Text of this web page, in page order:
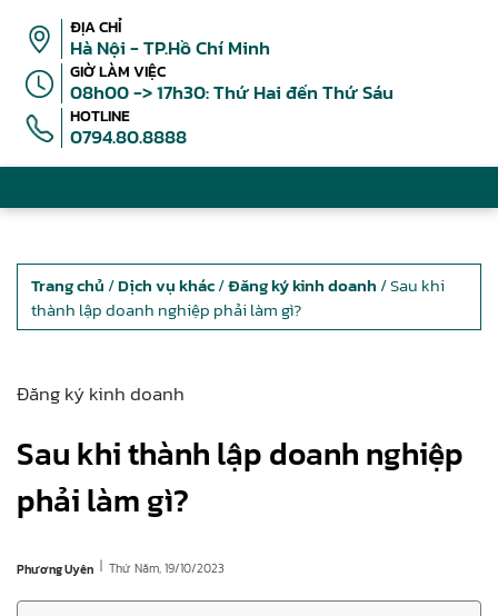
ĐỊA CHỈ
Hà Nội - TP.Hồ Chí Minh
GIỜ LÀM VIỆC
08h00 -> 17h30: Thứ Hai đến Thứ Sáu
HOTLINE
0794.80.8888
Trang chủ /Dịch vụ khác/Đăng ký kinh doanh / Sau khi
thành lập doanh nghiệp phải làm gì?
Đăng ký kinh doanh
Sau khi thành lập doanh nghiệp
phải làm gì?
Phương Uyên | Thứ Năm, 19/10/2023